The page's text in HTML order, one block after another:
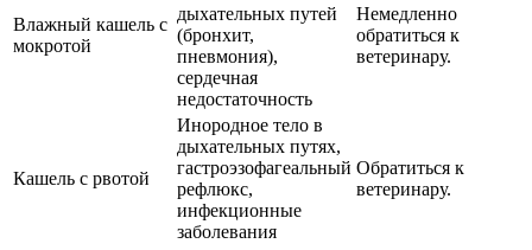
Влажный кашель с
мокротой
дыхательных путей
(бронхит,
пневмония),
сердечная
недостаточность
Немедленно
обратиться к
ветеринару.
Кашель с рвотой
Инородное тело в
дыхательных путях,
гастроэзофагеальный
рефлюкс,
инфекционные
заболевания
Обратиться к
ветеринару.